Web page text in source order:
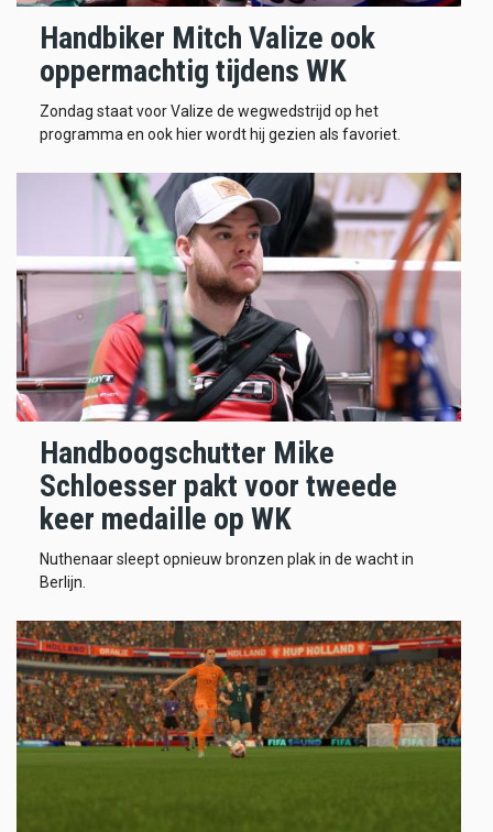
Handbiker Mitch Valize ook
oppermachtig tijdens WK
Zondag staat voor Valize de wegwedstrijd op het
programma en ook hier wordt hij gezien als favoriet.
Handboogschutter Mike
Schloesser pakt voor tweede
keer medaille op WK
Nuthenaar sleept opnieuw bronzen plak in de wacht in
Berlijn.